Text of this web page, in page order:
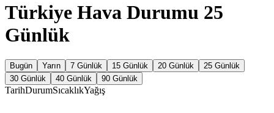
Türkiye Hava Durumu 25
Günlük
Bugün Yarın 7 Günlük 15 Günlük 20 Günlük
25 Günlük
30 Günlük
40 Günlük 90 Günlük
TarihDurumSıcaklıkYağış